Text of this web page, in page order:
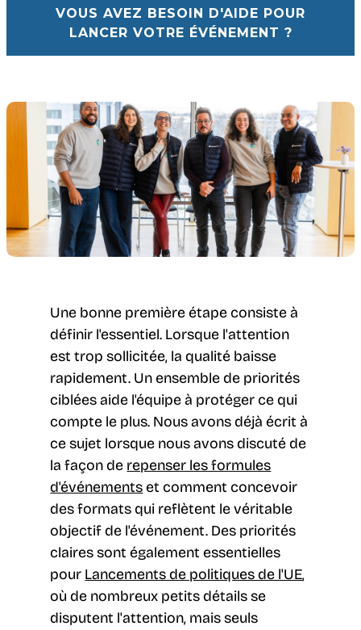
VOUS AVEZ BESOIN D'AIDE POUR
LANCER VOTRE ÉVÉNEMENT ?
Une bonne première étape consiste à
définir l'essentiel. Lorsque l'attention
est trop sollicitée, la qualité baisse
rapidement. Un ensemble de priorités
ciblées aide l'équipe à protéger ce qui
compte le plus. Nous avons déjà écrit à
ce sujet lorsque nous avons discuté de
la façon de repenser les formules
d'événementset comment concevoir
des formats qui reflètent le véritable
objectif de l'événement. Des priorités
claires sont également essentielles
pour Lancements de politiques de l'UE,
où de nombreux petits détails se
disputent l'attention, mais seuls